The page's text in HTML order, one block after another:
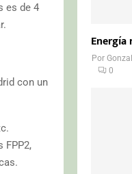
es de 4
con un
FPP2,
Energía
Por
0